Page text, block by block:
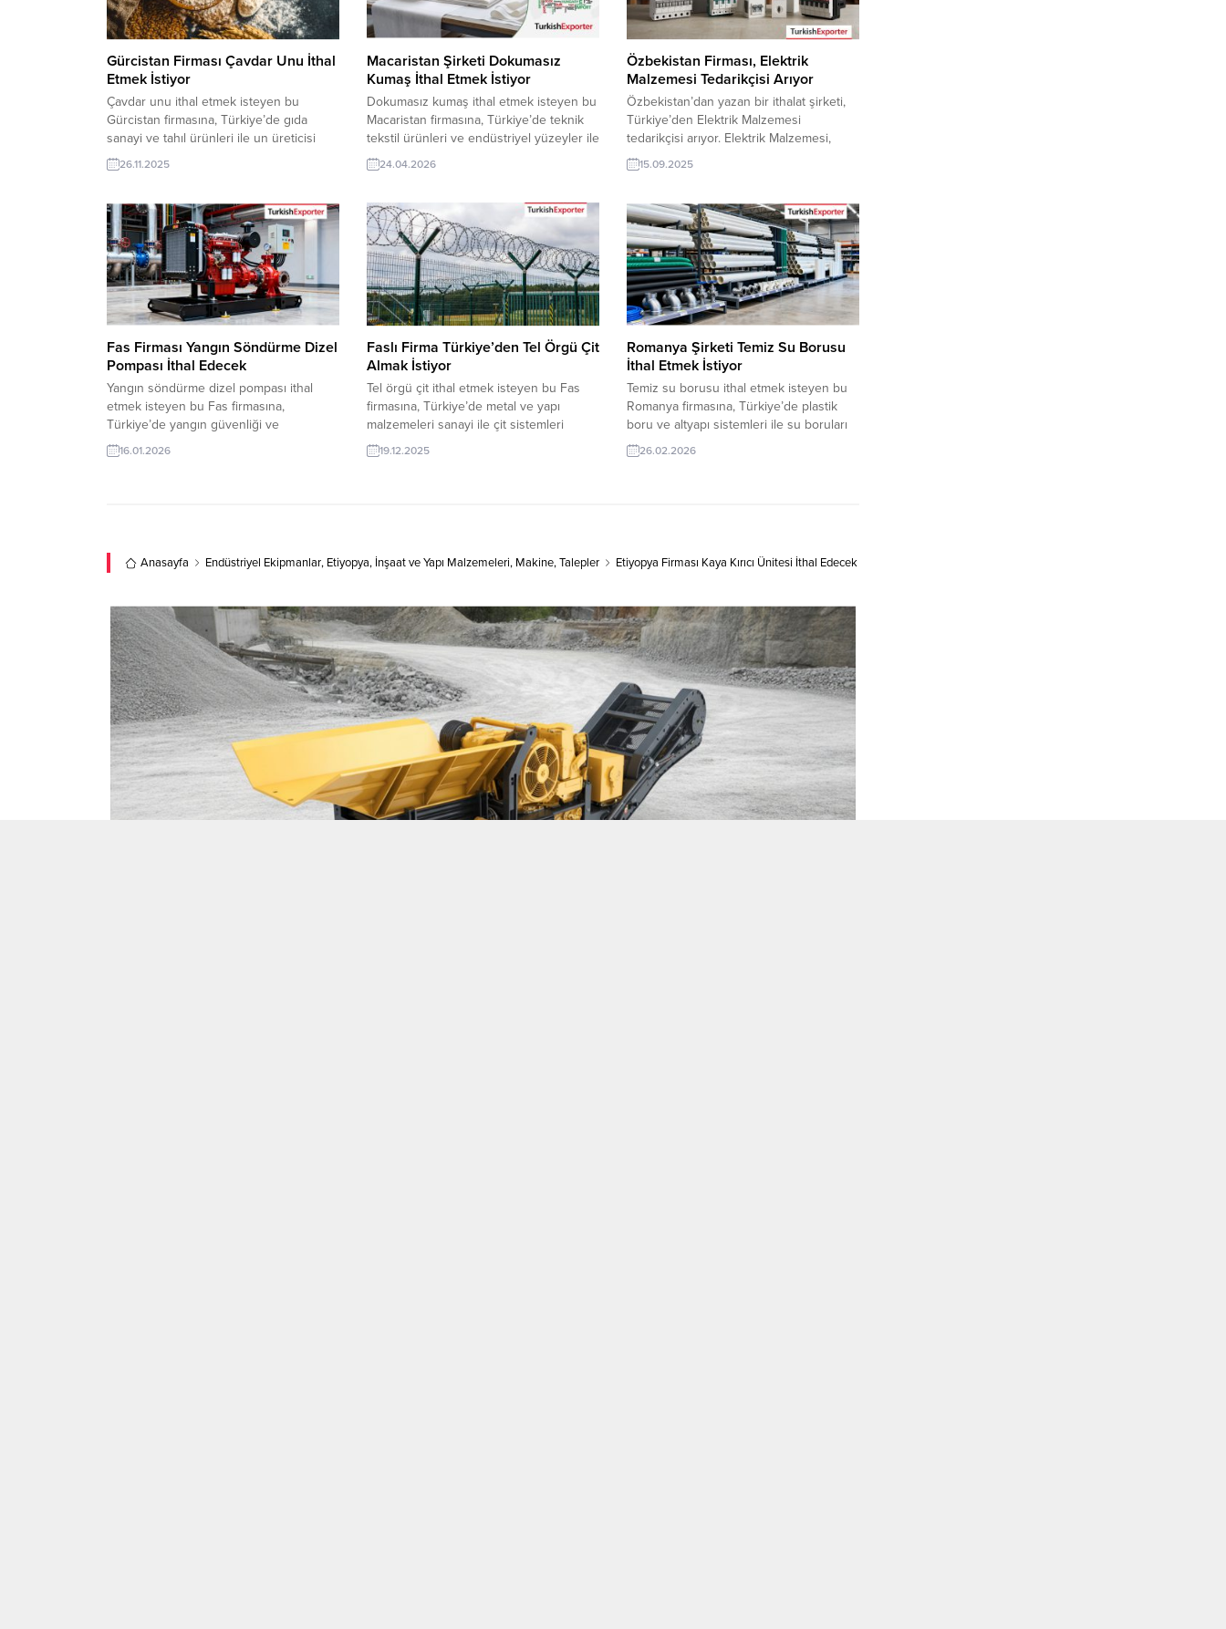
Gürcistan Firması Çavdar Unu İthal
Etmek İstiyor
Çavdar unu ithal etmek isteyen bu
Gürcistan firmasına, Türkiye’de gıda
sanayi ve tahıl ürünleri ile un üreticisi
veya tedarikçisi olan ihracatçı firmalar
teklif sunabilirler. Yeni bir ihracat pazarı
bilgilerine TurkishExporter VIP üyeleri ile
TE üyelik kredisi sahibi ihracat şirketleri
erişebilmektedir. ➤ Bu ithalat alım...
26.11.2025
Macaristan Şirketi Dokumasız
Kumaş İthal Etmek İstiyor
Dokumasız kumaş ithal etmek isteyen bu
Macaristan firmasına, Türkiye’de teknik
tekstil ürünleri ve endüstriyel yüzeyler ile
dokumasız kumaş üreticisi veya
tedarikçisi olan ihracatçı firmalar teklif
olan bu alım ilanının iletişim bilgilerine
TurkishExporter VIP üyeleri ile TE üyelik
kredisi sahibi ihracat şirketleri
erişebilmektedir. ➤ Bu...
24.04.2026
Özbekistan Firması, Elektrik
Malzemesi Tedarikçisi Arıyor
Özbekistan’dan yazan bir ithalat şirketi,
Türkiye’den Elektrik Malzemesi
tedarikçisi arıyor. Elektrik Malzemesi,
aydınlatma ürün ve ekipmanları üreticisi
veya tedarikçisi olan Türk şirketler için
ihracat pazarı olabilir. Bu alım ilanın
detaylarına TurkishExporter / VIP üyeleri
cevap verebilir. ➤ Talebin detaylarına
buradan ulaşabilirsiniz Tüm Elektrik ve...
15.09.2025
Fas Firması Yangın Söndürme Dizel
Pompası İthal Edecek
Yangın söndürme dizel pompası ithal
etmek isteyen bu Fas firmasına,
Türkiye’de yangın güvenliği ve
endüstriyel ekipmanlar ile yangın
söndürme pompası üreticisi veya
kredisi sahibi ihracat şirketleri
erişebilmektedir....
16.01.2026
Faslı Firma Türkiye’den Tel Örgü Çit
Almak İstiyor
Tel örgü çit ithal etmek isteyen bu Fas
firmasına, Türkiye’de metal ve yapı
malzemeleri sanayi ile çit sistemleri
üreticisi veya tedarikçisi olan ihracatçı
firmalar teklif sunabilirler. Yeni bir ihracat
19.12.2025
Romanya Şirketi Temiz Su Borusu
İthal Etmek İstiyor
Temiz su borusu ithal etmek isteyen bu
Romanya firmasına, Türkiye’de plastik
boru ve altyapı sistemleri ile su boruları
üreticisi veya tedarikçisi olan ihracatçı
firmalar teklif sunabilirler. Yeni bir ihracat
26.02.2026
Anasayfa Endüstriyel Ekipmanlar, Etiyopya, İnşaat ve Yapı Malzemeleri, Makine,Talepler Etiyopya Firması Kaya Kırıcı Ünitesi İthal Edecek